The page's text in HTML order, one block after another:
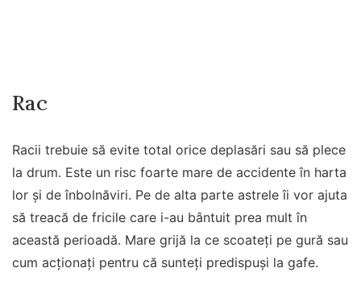
Rac
Racii trebuie să evite total orice deplasări sau să plece
la drum. Este un risc foarte mare de accidente în harta
lor și de înbolnăviri. Pe de alta parte astrele îi vor ajuta
să treacă de fricile care i-au bântuit prea mult în
această perioadă. Mare grijă la ce scoateți pe gură sau
cum acționați pentru că sunteți predispuși la gafe.